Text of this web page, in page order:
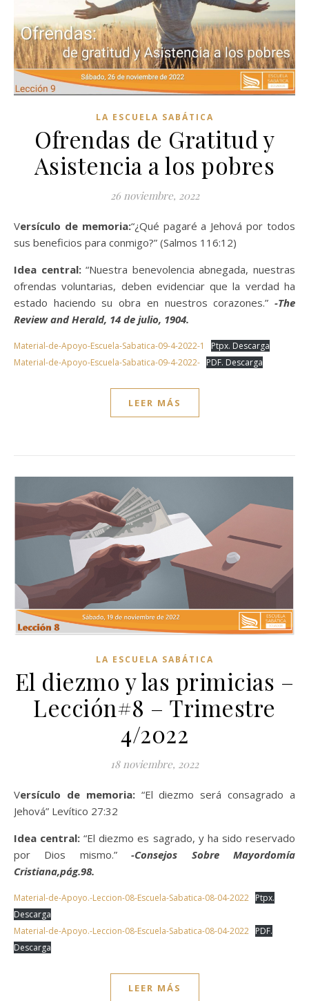
LA ESCUELA SABÁTICA
Ofrendas de Gratitud y
Asistencia a los pobres
26 noviembre, 2022
Versículo de memoria:“¿Qué pagaré a Jehová por todos
sus beneficios para conmigo?” (Salmos 116:12)
Idea central:“Nuestra benevolencia abnegada, nuestras
ofrendas voluntarias, deben evidenciar que la verdad ha
estado haciendo su obra en nuestros corazones.” -The
Review and Herald, 14 de julio, 1904.
Material-de-Apoyo-Escuela-Sabatica-09-4-2022-1
Ptpx. Descarga
Material-de-Apoyo-Escuela-Sabatica-09-4-2022- PDF. Descarga
LEER MÁS
LA ESCUELA SABÁTICA
El diezmo y las primicias –
Lección#8 – Trimestre
4/2022
18 noviembre, 2022
Versículo de memoria:“El diezmo será consagrado a
Jehová” Levítico 27:32
Idea central: “El diezmo es sagrado, y ha sido reservado
por Dios mismo.”-Consejos Sobre Mayordomía
Cristiana,pág.98.
Material-de-Apoyo.-Leccion-08-Escuela-Sabatica-08-04-2022 Ptpx.
Descarga
Material-de-Apoyo.-Leccion-08-Escuela-Sabatica-08-04-2022 PDF.
Descarga
LEER MÁS